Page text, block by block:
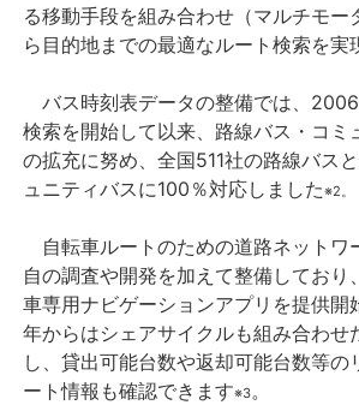
る移動手段を組み合わせ（マルチモー
ら目的地までの最適なルート検索を実
バス時刻表データの整備では、
検索を開始して以来、路線バス・コミ
の拡充に努め、全国511社の路線バス
ュニティバスに100％対応しました※2。
自転車ルートのための道路ネットワ
自の調査や開発を加えて整備しており
車専用ナビゲーションアプリを提供開
年からはシェアサイクルも組み合わせ
し、貸出可能台数や返却可能台数等の
ート情報も確認できます※3。